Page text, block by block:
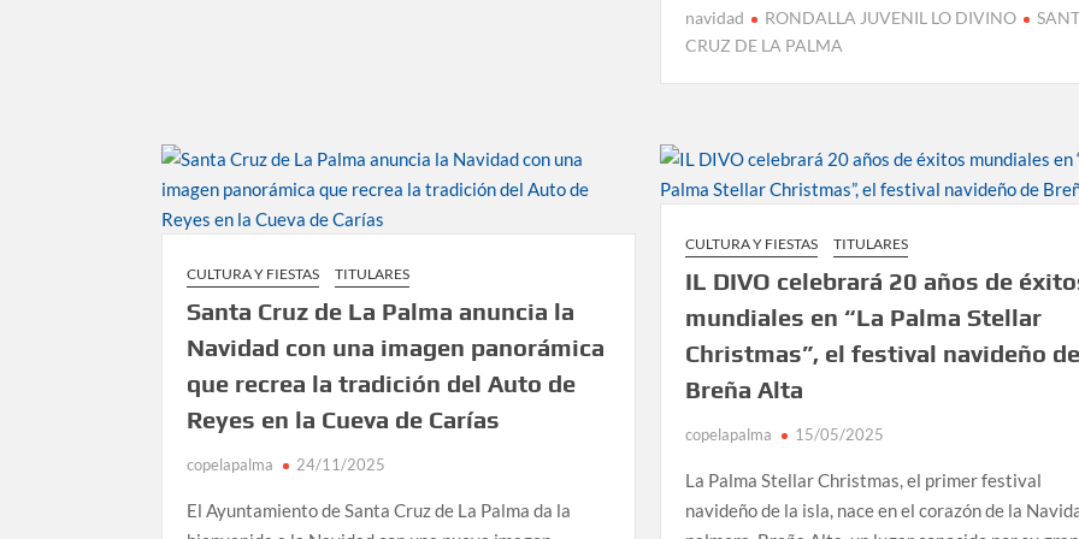
navidad RONDALLA JUVENIL LO DIVINO
CRUZ DE LA PALMA
CULTURA Y FIESTAS TITULARES
Santa Cruz de La Palma anuncia la
Navidad con una imagen panorámica
que recrea la tradición del Auto de
Reyes en la Cueva de Carías
copelapalma 24/11/2025
El Ayuntamiento de Santa Cruz de La Palma da la
CULTURA Y FIESTAS TITULARES
IL DIVO celebrará 20 años de
mundiales en “La Palma Stellar
Christmas”, el festival navideño de
Breña Alta
copelapalma 15/05/2025
La Palma Stellar Christmas, el primer festival
navideño de la isla, nace en el corazón de la